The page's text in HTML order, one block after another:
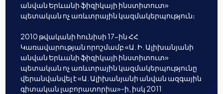
անվան Երևանի ֆիզիկայի ինստիտուտ»
պետական ոչ առևտրային կազմակերպություն։
2010 թվականի հունիսի 17-ին ՀՀ
Կառավարության որոշմամբ «Ա. Ի. Ալիխանյանի
անվան Երևանի ֆիզիկայի ինստիտուտ»
պետական ոչ առևտրային կազմակերպությունը
վերանվանվել է «Ա. Ալիխանյանի անվան ազգային
գիտական լաբորատորիա»-ի, իսկ 2011